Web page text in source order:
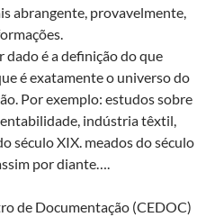
abrangente, provavelmente,
dado é a definição do que
é exatamente o universo do
Por exemplo: estudos sobre
indústria têxtil,
século XIX. meados do século
por diante….
de Documentação (CEDOC)